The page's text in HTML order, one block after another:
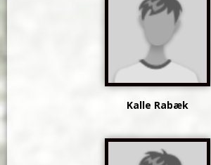
Kalle Rabæk